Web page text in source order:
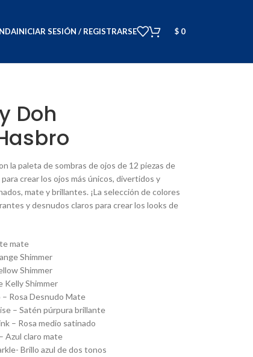
INICIAR SESIÓN / REGISTRARSE $ 0
Doh
la paleta de sombras de ojos de 12 piezas de
crear los ojos más únicos, divertidos y
mate y brillantes. ¡La selección de colores
y desnudos claros para crear los looks de
mate
Shimmer
Shimmer
Kelly Shimmer
Rosa Desnudo Mate
– Satén púrpura brillante
– Rosa medio satinado
Azul claro mate
Brillo azul de dos tonos